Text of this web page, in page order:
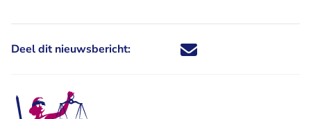
Deel dit nieuwsbericht: Deel dit nieuwsbericht via X -
Deel dit nieuwsbericht via
Deel dit nieuwsbericht
Deel dit